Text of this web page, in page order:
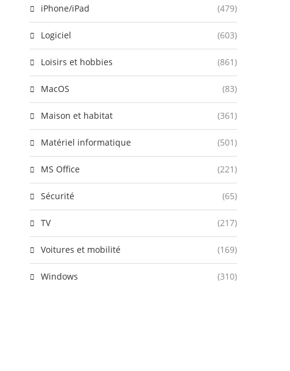
iPhone/iPad (479)
Logiciel (603)
Loisirs et hobbies (861)
MacOS (83)
Maison et habitat (361)
Matériel informatique (501)
MS Office (221)
Sécurité (65)
TV (217)
Voitures et mobilité (169)
Windows (310)